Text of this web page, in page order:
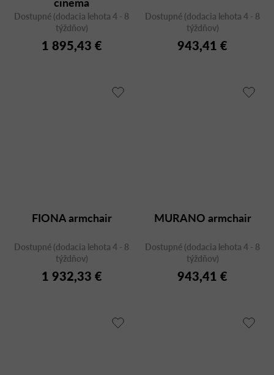
Dostupné (dodacia lehota 4 - 8
týždňov)
1 895,43 €
Dostupné (dodacia lehota 4 - 8
týždňov)
943,41 €
FIONA armchair
Dostupné (dodacia lehota 4 - 8
týždňov)
1 932,33 €
MURANO armchair
Dostupné (dodacia lehota 4 - 8
týždňov)
943,41 €